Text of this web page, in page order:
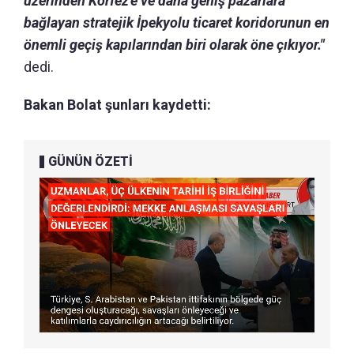
bağlayan stratejik İpekyolu ticaret koridorunun en
önemli geçiş kapılarından biri olarak öne çıkıyor."
dedi.
Bakan Bolat şunları kaydetti:
GÜNÜN ÖZETİ